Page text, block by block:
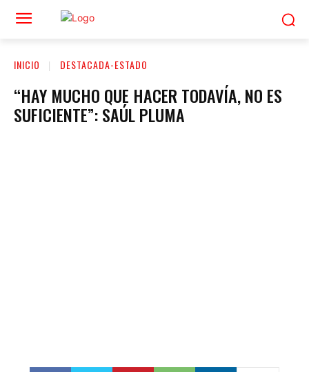
INICIO DESTACADA-ESTADO
“HAY MUCHO QUE HACER TODAVÍA, NO ES
SUFICIENTE”: SAÚL PLUMA